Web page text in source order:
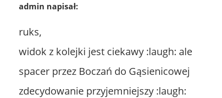
admin napisał:
ruks,
widok z kolejki jest ciekawy :laugh: ale
spacer przez Boczań do Gąsienicowej
zdecydowanie przyjemniejszy :laugh: